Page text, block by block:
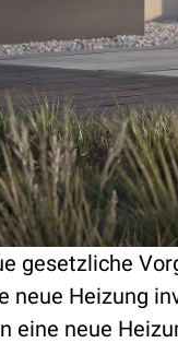
gesetzliche
neue Heizung
eine neue